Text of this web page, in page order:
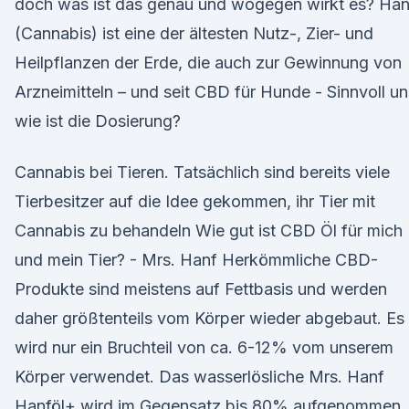
doch was ist das genau und wogegen wirkt es?
(Cannabis) ist eine der ältesten Nutz-, Zier- und
Heilpflanzen der Erde, die auch zur Gewinnung von
Arzneimitteln – und seit CBD für Hunde - Sinnvoll
wie ist die Dosierung?
Cannabis bei Tieren. Tatsächlich sind bereits viele
Tierbesitzer auf die Idee gekommen, ihr Tier mit
Cannabis zu behandeln Wie gut ist CBD Öl für mich
und mein Tier? - Mrs. Hanf Herkömmliche CBD-
Produkte sind meistens auf Fettbasis und werden
daher größtenteils vom Körper wieder abgebaut. Es
wird nur ein Bruchteil von ca. 6-12% vom unserem
Körper verwendet. Das wasserlösliche Mrs. Hanf